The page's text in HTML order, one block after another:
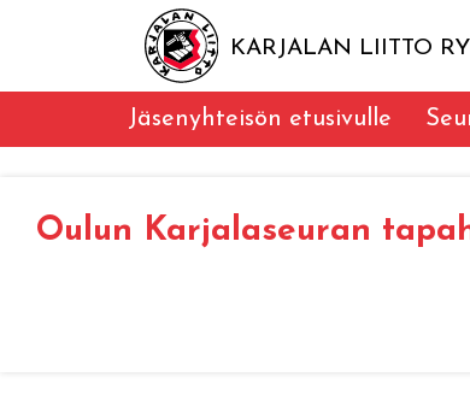
KARJALAN LIITTO RY
Jäsenyhteisön etusivulle
Oulun Karjalaseuran